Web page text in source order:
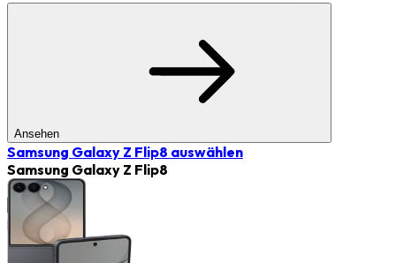
Ansehen
Samsung Galaxy Z Flip8 auswählen
Samsung Galaxy Z Flip8